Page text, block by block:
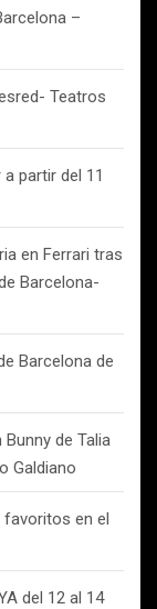
–
Teatros
partir del 11
en Ferrari tras
Barcelona-
Barcelona de
Bunny de Talia
Galdiano
en el
del 12 al 14